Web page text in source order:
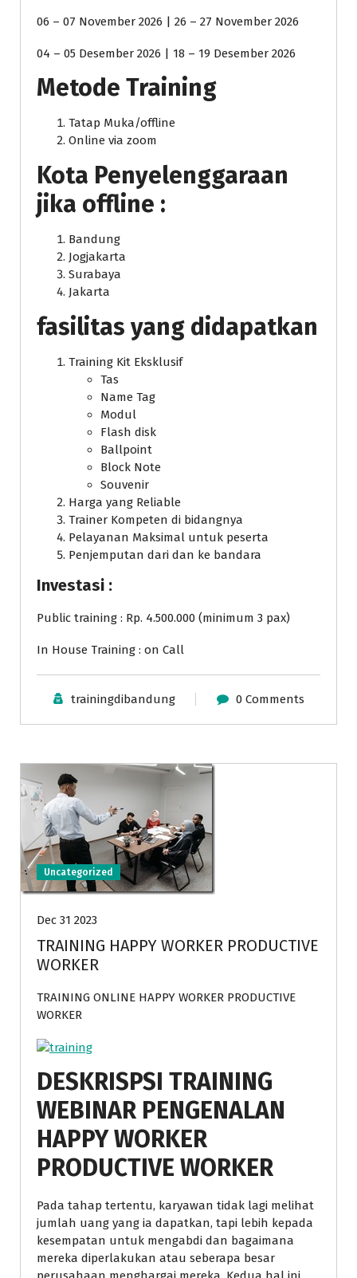
06 – 07 November 2026 | 26 – 27 November 2026
04 – 05 Desember 2026 | 18 – 19 Desember 2026
Metode Training
Tatap Muka/offline
Online via zoom
Kota Penyelenggaraan
jika offline :
Bandung
Jogjakarta
Surabaya
Jakarta
fasilitas yang didapatkan
Training Kit Eksklusif
Tas
Name Tag
Modul
Flash disk
Ballpoint
Block Note
Souvenir
Harga yang Reliable
Trainer Kompeten di bidangnya
Pelayanan Maksimal untuk peserta
Penjemputan dari dan ke bandara
Investasi :
Public training : Rp. 4.500.000 (minimum 3 pax)
In House Training : on Call
trainingdibandung 0 Comments
Uncategorized
Dec 31 2023
TRAINING HAPPY WORKER PRODUCTIVE
WORKER
TRAINING ONLINE HAPPY WORKER PRODUCTIVE
WORKER
DESKRISPSI TRAINING
WEBINAR PENGENALAN
HAPPY WORKER
PRODUCTIVE WORKER
Pada tahap tertentu, karyawan tidak lagi melihat
jumlah uang yang ia dapatkan, tapi lebih kepada
kesempatan untuk mengabdi dan bagaimana
mereka diperlakukan atau seberapa besar